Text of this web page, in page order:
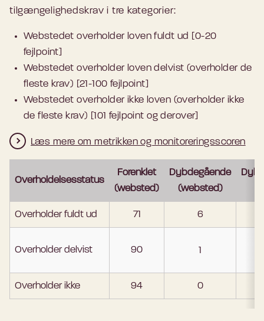
tilgængelighedskrav i tre kategorier:
Webstedet overholder loven fuldt ud [0-20
fejlpoint]
Webstedet overholder loven delvist (overholder de
fleste krav) [21-100 fejlpoint]
Webstedet overholder ikke loven (overholder ikke
de fleste krav) [101 fejlpoint og derover]
Læs mere om metrikken og monitoreringsscoren
Overholdelsesstatus
Forenklet
(websted)
Dybdegående
(websted)
Overholder fuldt ud 71 6
Overholder delvist 90 1
Overholder ikke 94 0